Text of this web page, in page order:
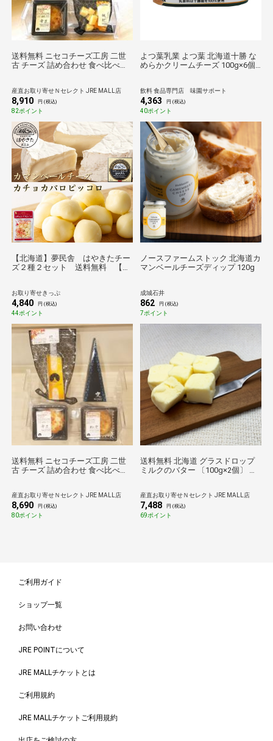
送料無料 ニセコチーズ工房 二世
古 チーズ 詰め合わせ 食べ比べセ
ーズセット
産直お取り寄せＮセレクト JRE MALL店
8,910 円 (税込)
82ポイント
よつ葉乳業 よつ葉 北海道十勝 な
めらかクリームチーズ 100g×6個
製品 北海道 よつ葉
飲料 食品専門店 味園サポート
4,363 円 (税込)
40ポイント
【北海道】夢民舎 はやきたチー
ズ２種２セット 送料無料 【の
お取り寄せきっぷ
4,840 円 (税込)
44ポイント
ノースファームストック 北海道カ
マンベールチーズディップ 120g
成城石井
862 円 (税込)
7ポイント
送料無料 ニセコチーズ工房 二世
古 チーズ 詰め合わせ 食べ比べセ
チーズセット
産直お取り寄せＮセレクト JRE MALL店
8,690 円 (税込)
80ポイント
送料無料 北海道 グラスドロップ
ミルクのバター 〔100g×2個〕 無
産直お取り寄せＮセレクト JRE MALL店
7,488 円 (税込)
69ポイント
ご利用ガイド
ショップ一覧
お問い合わせ
JRE POINTについて
JRE MALLチケットとは
ご利用規約
JRE MALLチケットご利用規約